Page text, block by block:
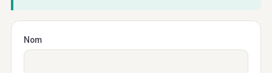
Nom